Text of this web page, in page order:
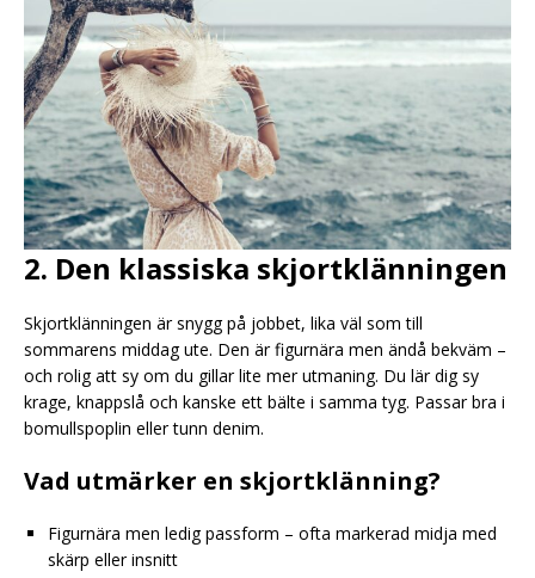
2. Den klassiska skjortklänningen
Skjortklänningen är snygg på jobbet, lika väl som till
sommarens middag ute. Den är figurnära men ändå bekväm –
och rolig att sy om du gillar lite mer utmaning. Du lär dig sy
krage, knappslå och kanske ett bälte i samma tyg. Passar bra i
bomullspoplin eller tunn denim.
Vad utmärker en skjortklänning?
Figurnära men ledig passform – ofta markerad midja med
skärp eller insnitt